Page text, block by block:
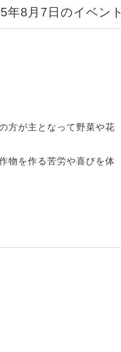
年8月7日のイベント
方が主となって野菜や花
物を作る苦労や喜びを体